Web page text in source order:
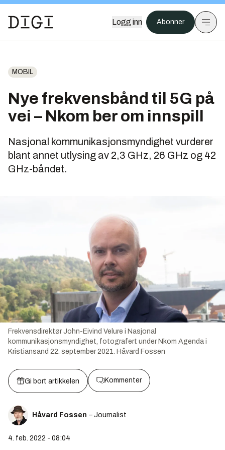
Logg inn Abonner
MOBIL
Nye frekvensbånd til 5G på
vei – Nkom ber om innspill
Nasjonal kommunikasjonsmyndighet vurderer
blant annet utlysing av 2,3 GHz, 26 GHz og 42
GHz-båndet.
Frekvensdirektør John-Eivind Velure i Nasjonal
kommunikasjonsmyndighet, fotografert under Nkom Agenda i
Kristiansand 22. september 2021. Håvard Fossen
Gi bort artikkelen Kommenter
Håvard Fossen – Journalist
4. feb. 2022 - 08:04